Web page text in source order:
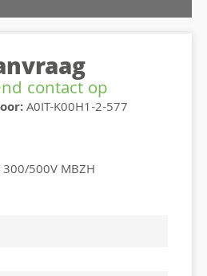
contact op
A0IT-K00H1-2-577
500V MBZH